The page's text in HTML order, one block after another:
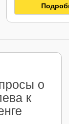
о
к